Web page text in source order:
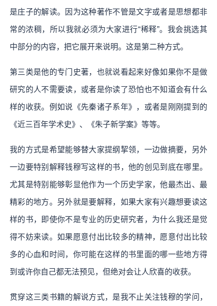
是庄子的解读。因为这种著作不管是文字或者是思想都非
常的浓稠，所以我就必须为大家进行“稀释”。我会挑选其
中部分的内容，把它展开来说明。这是第二种方式。
第三类是他的专门史著，也就说看起来好像如果你不是做
研究的人不需要读，或者是你读了恐怕也不知道会有什么
样的收获。例如说《先秦诸子系年》，或者是刚刚提到的
《近三百年学术史》、《朱子新学案》等等。
我的方式是希望能够替大家提纲挈领，一边做摘要，另外
一边要特别解释钱穆写这样的书，他的创见到底在哪里。
尤其是特别能够彰显他作为一个历史学家，他最杰出、最
精彩的地方。另外就是要解释，如果大家有兴趣想要读这
样的书，即使你不是专业的历史研究者，为什么我还是觉
得不妨来读。如果愿意付出比较多的精神，愿意付出比较
多的心血和时间，你可能在这样的书里面的哪一些地方得
到或许你自己都无法预见，但绝对会让人欣喜的收获。
贯穿这三类书籍的解说方式，是我不止关注钱穆的学问，